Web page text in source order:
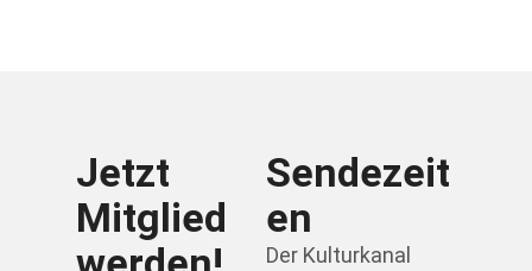
Jetzt
Mitglied
Sendezeit
en
Der Kulturkanal